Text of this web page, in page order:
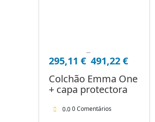
295,11 €
–
491,22€
range:
295,11 €
through
491,22 €
Colchão Emma One
+ capa protectora
0.00 Comentários